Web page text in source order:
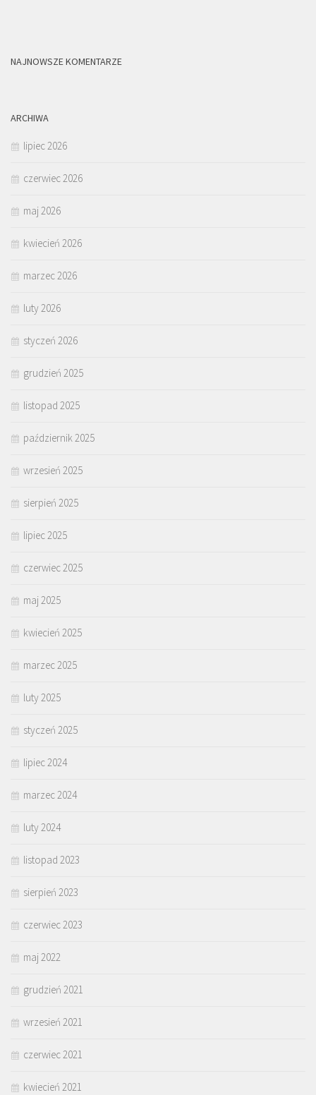
NAJNOWSZE KOMENTARZE
ARCHIWA
lipiec 2026
czerwiec 2026
maj 2026
kwiecień 2026
marzec 2026
luty 2026
styczeń 2026
grudzień 2025
listopad 2025
październik 2025
wrzesień 2025
sierpień 2025
lipiec 2025
czerwiec 2025
maj 2025
kwiecień 2025
marzec 2025
luty 2025
styczeń 2025
lipiec 2024
marzec 2024
luty 2024
listopad 2023
sierpień 2023
czerwiec 2023
maj 2022
grudzień 2021
wrzesień 2021
czerwiec 2021
kwiecień 2021